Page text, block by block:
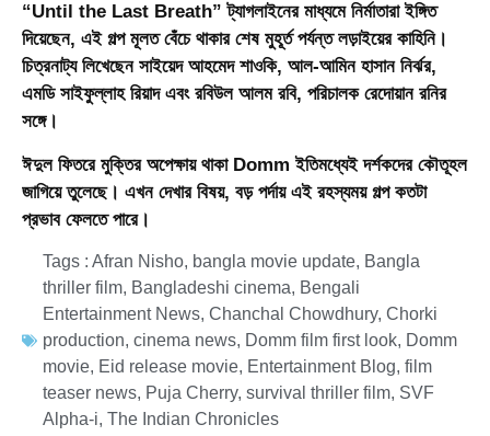
“Until the Last Breath” ট্যাগলাইনের মাধ্যমে নির্মাতারা ইঙ্গিত
দিয়েছেন, এই গল্প মূলত বেঁচে থাকার শেষ মুহূর্ত পর্যন্ত লড়াইয়ের কাহিনি।
চিত্রনাট্য লিখেছেন সাইয়েদ আহমেদ শাওকি, আল-আমিন হাসান নির্ঝর,
এমডি সাইফুল্লাহ রিয়াদ এবং রবিউল আলম রবি, পরিচালক রেদোয়ান রনির
সঙ্গে।
ঈদুল ফিতরে মুক্তির অপেক্ষায় থাকা Domm ইতিমধ্যেই দর্শকদের কৌতূহল
জাগিয়ে তুলেছে। এখন দেখার বিষয়, বড় পর্দায় এই রহস্যময় গল্প কতটা
প্রভাব ফেলতে পারে।
Tags : Afran Nisho, bangla movie update, Bangla
thriller film, Bangladeshi cinema, Bengali
Entertainment News, Chanchal Chowdhury, Chorki
production, cinema news, Domm film first look, Domm
movie, Eid release movie, Entertainment Blog, film
teaser news, Puja Cherry, survival thriller film, SVF
Alpha-i, The Indian Chronicles